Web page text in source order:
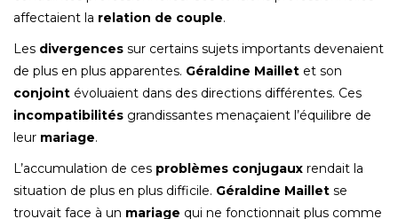
affectaient la relation de couple.
Les divergences sur certains sujets importants devenaient
de plus en plus apparentes. Géraldine Maillet et son
conjoint évoluaient dans des directions différentes. Ces
incompatibilités grandissantes menaçaient l’équilibre de
leur mariage.
L’accumulation de ces problèmes conjugaux rendait la
situation de plus en plus difficile. Géraldine Maillet se
trouvait face à un mariage qui ne fonctionnait plus comme